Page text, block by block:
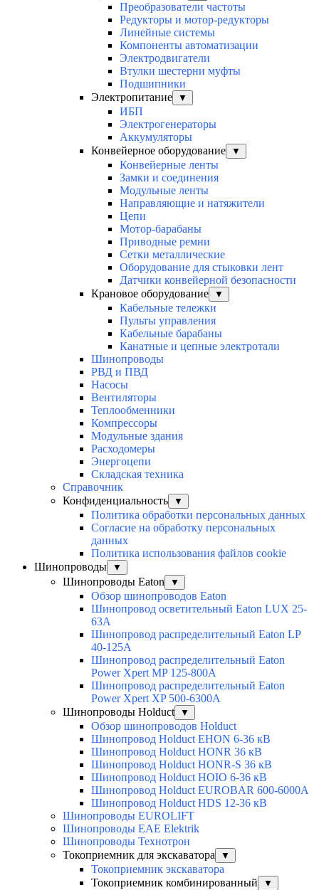
Преобразователи частоты
Редукторы и мотор-редукторы
Линейные системы
Компоненты автоматизации
Электродвигатели
Втулки шестерни муфты
Подшипники
Электропитание
▼
ИБП
Электрогенераторы
Аккумуляторы
Конвейерное оборудование
▼
Конвейерные ленты
Замки и соединения
Модульные ленты
Направляющие и натяжители
Цепи
Мотор-барабаны
Приводные ремни
Сетки металлические
Оборудование для стыковки лент
Датчики конвейерной безопасности
Крановое оборудование
▼
Кабельные тележки
Пульты управления
Кабельные барабаны
Канатные и цепные электротали
Шинопроводы
РВД и ПВД
Насосы
Вентиляторы
Теплообменники
Компрессоры
Модульные здания
Расходомеры
Энергоцепи
Складская техника
Справочник
Конфиденциальность
▼
Политика обработки персональных данных
Согласие на обработку персональных
данных
Политика использования файлов cookie
Шинопроводы
▼
Шинопроводы Eaton ▼
Обзор шинопроводов Eaton
Шинопровод осветительный Eaton LUX 25-
63A
Шинопровод распределительный Eaton LP
40-125A
Шинопровод распределительный Eaton
Power Xpert MP 125-800A
Шинопровод распределительный Eaton
Power Xpert XP 500-6300A
Шинопроводы Holduct
▼
Обзор шинопроводов Holduct
Шинопровод Holduct EHON 6-36 кВ
Шинопровод Holduct HONR 36 кВ
Шинопровод Holduct HONR-S 36 кВ
Шинопровод Holduct HOIO 6-36 кВ
Шинопровод Holduct EUROBAR 600-6000A
Шинопровод Holduct HDS 12-36 кВ
Шинопроводы EUROLIFT
Шинопроводы EAE Elektrik
Шинопроводы Технотрон
Токоприемник для экскаватора
▼
Токоприемник экскаватора
Токоприемник комбинированный
▼